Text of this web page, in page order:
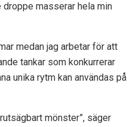
droppe masserar hela min
medan jag arbetar för att
tankar som konkurrerar
unika rytm kan användas på
mönster”, säger